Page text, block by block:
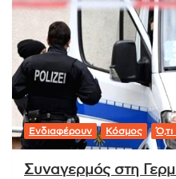
Ενδιαφέρουν Κόσμος Ό,τι
Συναγερμός στη